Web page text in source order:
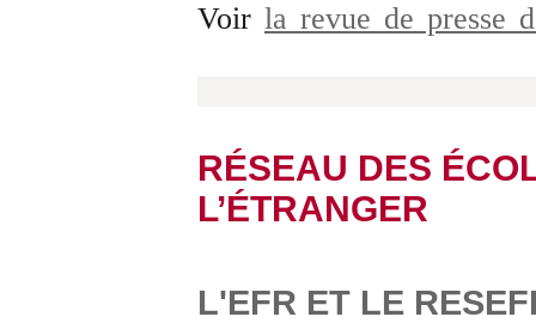
Voir la revue de presse
RÉSEAU DES
L’ÉTRANGER
L'EFR ET LE